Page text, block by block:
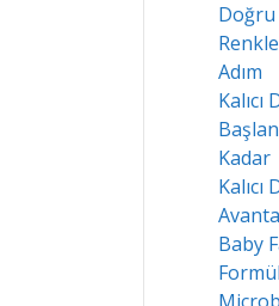
Doğru
Adım
Kadar
Baby